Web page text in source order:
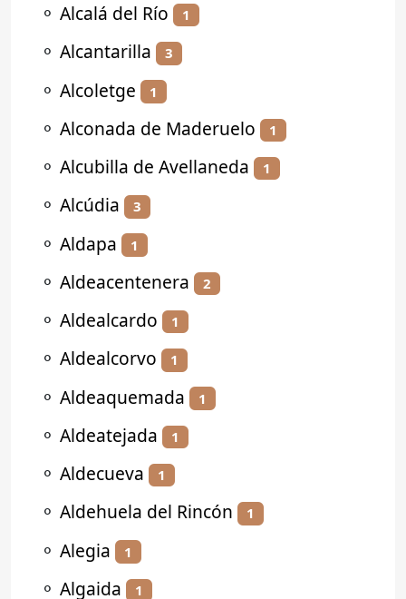
⚬ Alcalá del Río 1
⚬ Alcantarilla 3
⚬ Alcoletge 1
⚬ Alconada de Maderuelo 1
⚬ Alcubilla de Avellaneda 1
⚬ Alcúdia 3
⚬ Aldapa 1
⚬ Aldeacentenera 2
⚬ Aldealcardo 1
⚬ Aldealcorvo 1
⚬ Aldeaquemada 1
⚬ Aldeatejada 1
⚬ Aldecueva 1
⚬ Aldehuela del Rincón 1
⚬ Alegia 1
⚬ Algaida 1